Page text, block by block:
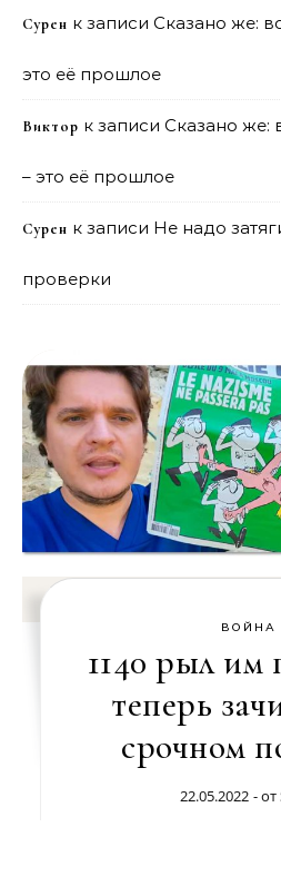
Сурен к записи Сказано же:
это её прошлое
Виктор к записи Сказано же:
– это её прошлое
Сурен к записи Не надо
проверки
ВОЙНА
1140 рыл им
теперь
срочном
22.05.2022 - от